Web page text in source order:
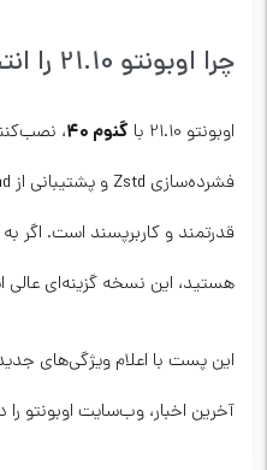
چرا اوبونتو 21.10 را انتخاب کنیم؟
اوبونتو 21.10 با گنوم ۴۰
،
قدرتمند و کاربرپسند است. اگر
هستید، این نسخه گزینه‌ای
این پست با اعلام ویژگی‌های
آخرین اخبار، وب‌سایت اوبونتو را